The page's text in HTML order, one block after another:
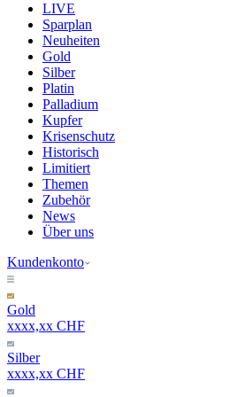
LIVE
Sparplan
Neuheiten
Gold
Silber
Platin
Palladium
Kupfer
Krisenschutz
Historisch
Limitiert
Themen
Zubehör
News
Über uns
Kundenkonto
Gold
xxxx,xx CHF
Silber
xxxx,xx CHF